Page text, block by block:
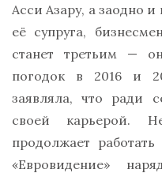
Асси Азару, а заодно
её супруга,
станет третьим —
погодок в 2016 и
заявляла, что ради
своей карьерой.
продолжает
«Евровидение»